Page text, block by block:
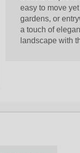
easy to move
gardens, or
a touch of
landscape with